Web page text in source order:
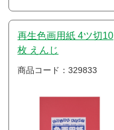
再生色画用紙 4ツ切10
枚 えんじ
商品コード：329833